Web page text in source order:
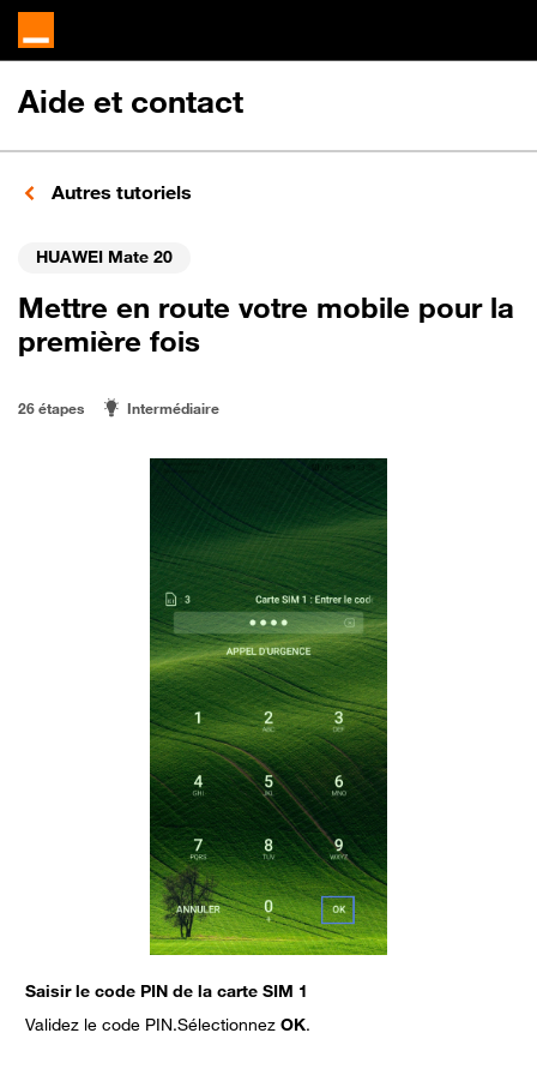
Aide et contact
Autres tutoriels
HUAWEI Mate 20
Mettre en route votre mobile pour la
première fois
26 étapes Intermédiaire
Saisir le code PIN de la carte SIM 1
Validez le code PIN.Sélectionnez OK.